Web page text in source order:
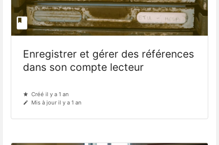
Enregistrer et gérer des références
dans son compte lecteur
Créé il y a 1 an
Mis à jour il y a 1 an